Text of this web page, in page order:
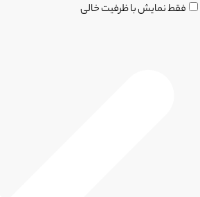
فقط نمایش با ظرفیت خالی